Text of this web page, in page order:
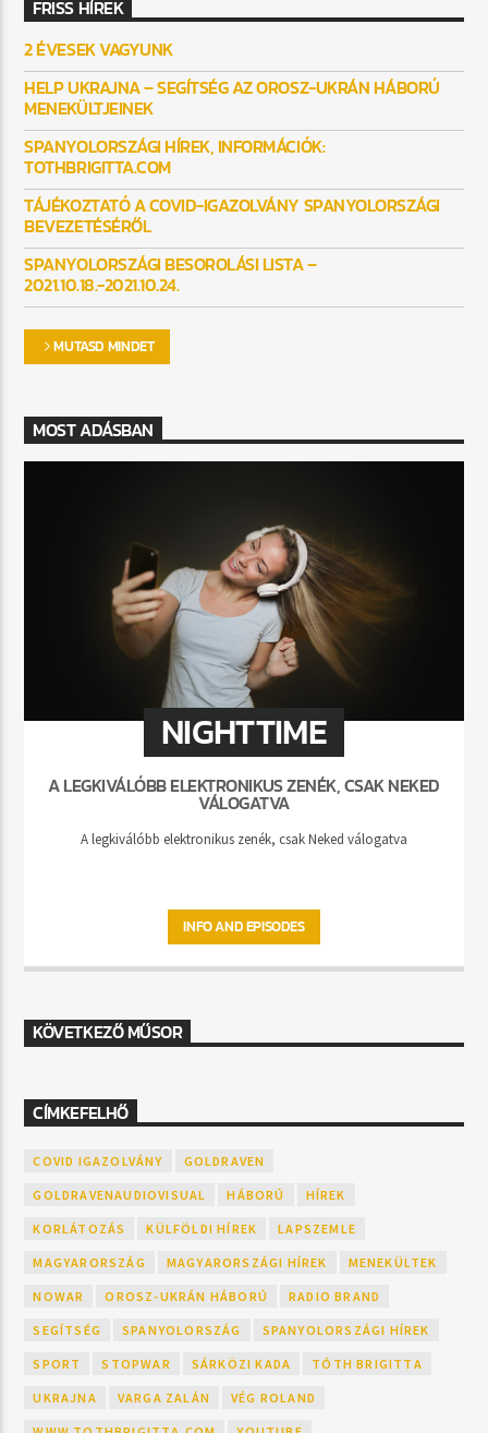
FRISS HÍREK
2 ÉVESEK VAGYUNK
HELP UKRAJNA – SEGÍTSÉG AZ OROSZ-UKRÁN HÁBORÚ
MENEKÜLTJEINEK
SPANYOLORSZÁGI HÍREK, INFORMÁCIÓK:
TOTHBRIGITTA.COM
TÁJÉKOZTATÓ A COVID-IGAZOLVÁNY SPANYOLORSZÁGI
BEVEZETÉSÉRŐL
SPANYOLORSZÁGI BESOROLÁSI LISTA –
2021.10.18.-2021.10.24.
MUTASD MINDET
MOST ADÁSBAN
NIGHTTIME
A LEGKIVÁLÓBB ELEKTRONIKUS ZENÉK, CSAK NEKED
VÁLOGATVA
A legkiválóbb elektronikus zenék, csak Neked válogatva
INFO AND EPISODES
KÖVETKEZŐ MŰSOR
CÍMKEFELHŐ
COVID IGAZOLVÁNY GOLDRAVEN
GOLDRAVENAUDIOVISUAL HÁBORÚ HÍREK
KORLÁTOZÁS KÜLFÖLDI HÍREK LAPSZEMLE
MAGYARORSZÁG MAGYARORSZÁGI HÍREK MENEKÜLTEK
NOWAR OROSZ-UKRÁN HÁBORÚ RADIO BRAND
SEGÍTSÉG SPANYOLORSZÁG SPANYOLORSZÁGI HÍREK
SPORT STOPWAR SÁRKÖZI KADA TÓTH BRIGITTA
UKRAJNA VARGA ZALÁN VÉG ROLAND